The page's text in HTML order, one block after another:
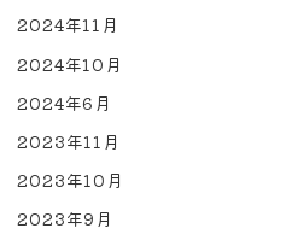
2024年11月
2024年10月
2024年6月
2023年11月
2023年10月
2023年9月